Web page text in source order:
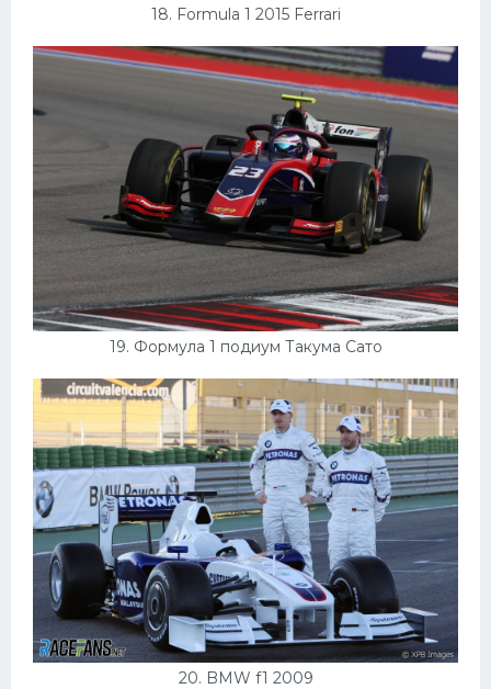
18. Formula 1 2015 Ferrari
19. Формула 1 подиум Такума Сато
20. BMW f1 2009